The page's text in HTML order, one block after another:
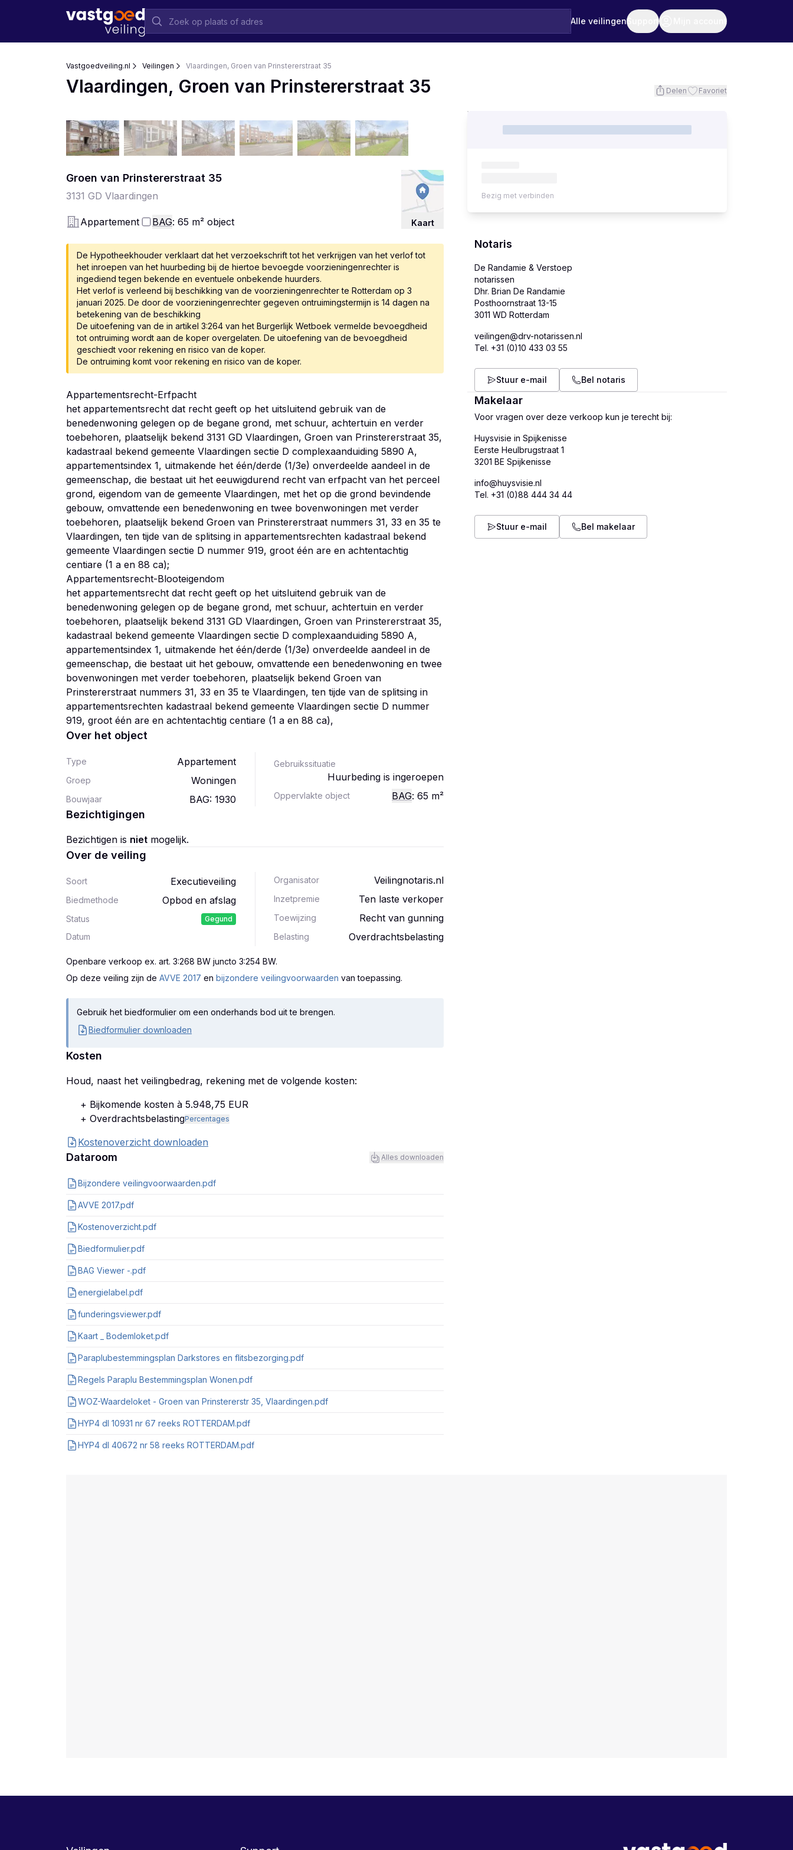
Alle veilingenSupport Mijn account
Vastgoedveiling.nl Veilingen Vlaardingen, Groen van Prinstererstraat 35
Vlaardingen, Groen van Prinstererstraat 35 Delen Favoriet
Groen van Prinstererstraat 35
3131 GD Vlaardingen
Appartement BAG: 65 m² object Kaart
De Hypotheekhouder verklaart dat het verzoekschrift tot het verkrijgen van het verlof tot
het inroepen van het huurbeding bij de hiertoe bevoegde voorzieningenrechter is
ingediend tegen bekende en eventuele onbekende huurders.
Het verlof is verleend bij beschikking van de voorzieningenrechter te Rotterdam op 3
januari 2025. De door de voorzieningenrechter gegeven ontruimingstermijn is 14 dagen na
betekening van de beschikking
De uitoefening van de in artikel 3:264 van het Burgerlijk Wetboek vermelde bevoegdheid
tot ontruiming wordt aan de koper overgelaten. De uitoefening van de bevoegdheid
geschiedt voor rekening en risico van de koper.
De ontruiming komt voor rekening en risico van de koper.
Appartementsrecht-Erfpacht
het appartementsrecht dat recht geeft op het uitsluitend gebruik van de
benedenwoning gelegen op de begane grond, met schuur, achtertuin en verder
toebehoren, plaatselijk bekend 3131 GD Vlaardingen, Groen van Prinstererstraat 35,
kadastraal bekend gemeente Vlaardingen sectie D complexaanduiding 5890 A,
appartementsindex 1, uitmakende het één/derde (1/3e) onverdeelde aandeel in de
gemeenschap, die bestaat uit het eeuwigdurend recht van erfpacht van het perceel
grond, eigendom van de gemeente Vlaardingen, met het op die grond bevindende
gebouw, omvattende een benedenwoning en twee bovenwoningen met verder
toebehoren, plaatselijk bekend Groen van Prinstererstraat nummers 31, 33 en 35 te
Vlaardingen, ten tijde van de splitsing in appartementsrechten kadastraal bekend
gemeente Vlaardingen sectie D nummer 919, groot één are en achtentachtig
centiare (1 a en 88 ca);
Appartementsrecht-Blooteigendom
het appartementsrecht dat recht geeft op het uitsluitend gebruik van de
benedenwoning gelegen op de begane grond, met schuur, achtertuin en verder
toebehoren, plaatselijk bekend 3131 GD Vlaardingen, Groen van Prinstererstraat 35,
kadastraal bekend gemeente Vlaardingen sectie D complexaanduiding 5890 A,
appartementsindex 1, uitmakende het één/derde (1/3e) onverdeelde aandeel in de
gemeenschap, die bestaat uit het gebouw, omvattende een benedenwoning en twee
bovenwoningen met verder toebehoren, plaatselijk bekend Groen van
Prinstererstraat nummers 31, 33 en 35 te Vlaardingen, ten tijde van de splitsing in
appartementsrechten kadastraal bekend gemeente Vlaardingen sectie D nummer
Over het object
Type Appartement
Groep Woningen
Bouwjaar BAG: 1930
Gebruikssituatie
Huurbeding is ingeroepen
Oppervlakte object BAG: 65 m²
Bezichtigingen
Bezichtigen is niet mogelijk.
Over de veiling
Soort Executieveiling
Biedmethode Opbod en afslag
Status Gegund
Datum
Organisator Veilingnotaris.nl
Inzetpremie Ten laste verkoper
Toewijzing Recht van gunning
Belasting Overdrachtsbelasting
Openbare verkoop ex. art. 3:268 BW juncto 3:254 BW.
Op deze veiling zijn de AVVE 2017 en bijzondere veilingvoorwaarden van toepassing.
Gebruik het biedformulier om een onderhands bod uit te brengen.
Biedformulier downloaden
Kosten
Houd, naast het veilingbedrag, rekening met de volgende kosten:
+ Bijkomende kosten à 5.948,75 EUR
+ OverdrachtsbelastingPercentages
Kostenoverzicht downloaden
Dataroom Alles downloaden
Bijzondere veilingvoorwaarden.pdf
AVVE 2017.pdf
Kostenoverzicht.pdf
Biedformulier.pdf
BAG Viewer -.pdf
energielabel.pdf
funderingsviewer.pdf
Kaart _ Bodemloket.pdf
Paraplubestemmingsplan Darkstores en flitsbezorging.pdf
Regels Paraplu Bestemmingsplan Wonen.pdf
WOZ-Waardeloket - Groen van Prinstererstr 35, Vlaardingen.pdf
HYP4 dl 10931 nr 67 reeks ROTTERDAM.pdf
HYP4 dl 40672 nr 58 reeks ROTTERDAM.pdf
Bezig met verbinden
Notaris
De Randamie & Verstoep
notarissen
Dhr. Brian De Randamie
Posthoornstraat 13-15
veilingen@drv-notarissen.nl
Tel. +31 (0)10 433 03 55
Stuur e-mail Bel notaris
Makelaar
Voor vragen over deze verkoop kun je terecht bij:
Huysvisie in Spijkenisse
Eerste Heulbrugstraat 1
info@huysvisie.nl
Tel. +31 (0)88 444 34 44
Stuur e-mail Bel makelaar